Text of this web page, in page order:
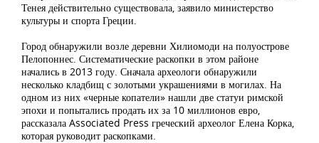
Тенея действительно существовала, заявило министерство
культуры и спорта Греции.
Город обнаружили возле деревни Хилиомоди на полуострове
Пелопоннес. Систематические раскопки в этом районе
начались в 2013 году. Сначала археологи обнаружили
несколько кладбищ с золотыми украшениями в могилах. На
одном из них «черные копатели» нашли две статуи римской
эпохи и попытались продать их за 10 миллионов евро,
рассказала Associated Press греческий археолог Елена Корка,
которая руководит раскопками.